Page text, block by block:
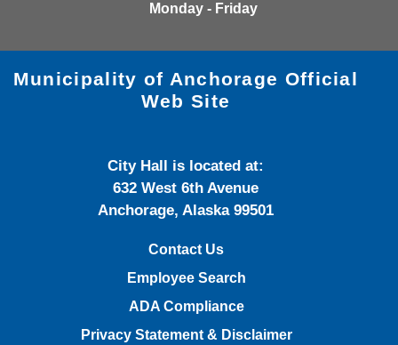
Monday - Friday
Municipality of Anchorage Official
Web Site
City Hall is located at:
632 West 6th Avenue
Anchorage, Alaska 99501
Contact Us
Employee Search
ADA Compliance
Privacy Statement & Disclaimer